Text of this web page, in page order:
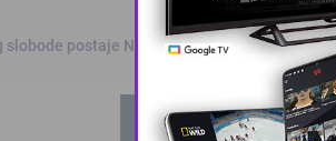
slobode postaje Naše mjesto – BingoL …